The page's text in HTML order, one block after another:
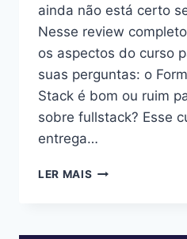
ainda não está certo
Nesse review
os aspectos do curso
suas perguntas: o
Stack é bom ou ruim
sobre fullstack? Esse
entrega…
LER MAIS FORMAÇÃO